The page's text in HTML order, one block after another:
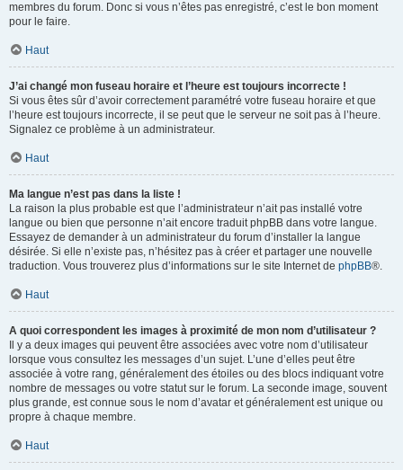
membres du forum. Donc si vous n’êtes pas enregistré, c’est le bon moment
pour le faire.
Haut
J’ai changé mon fuseau horaire et l’heure est toujours incorrecte !
Si vous êtes sûr d’avoir correctement paramétré votre fuseau horaire et que
l’heure est toujours incorrecte, il se peut que le serveur ne soit pas à l’heure.
Signalez ce problème à un administrateur.
Haut
Ma langue n’est pas dans la liste !
La raison la plus probable est que l’administrateur n’ait pas installé votre
langue ou bien que personne n’ait encore traduit phpBB dans votre langue.
Essayez de demander à un administrateur du forum d’installer la langue
désirée. Si elle n’existe pas, n’hésitez pas à créer et partager une nouvelle
traduction. Vous trouverez plus d’informations sur le site Internet de phpBB®.
Haut
A quoi correspondent les images à proximité de mon nom d’utilisateur ?
Il y a deux images qui peuvent être associées avec votre nom d’utilisateur
lorsque vous consultez les messages d’un sujet. L’une d’elles peut être
associée à votre rang, généralement des étoiles ou des blocs indiquant votre
nombre de messages ou votre statut sur le forum. La seconde image, souvent
plus grande, est connue sous le nom d’avatar et généralement est unique ou
propre à chaque membre.
Haut